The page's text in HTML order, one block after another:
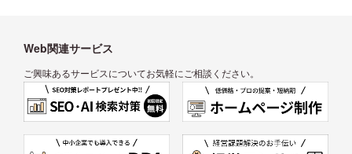
Web関連サービス
ご興味あるサービスについてお気軽にご相談ください。